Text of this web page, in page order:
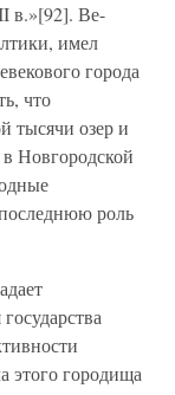
в.»[92]. Ве-
имел
города
что
тысячи озер и
Новгородской
роль
этого городища